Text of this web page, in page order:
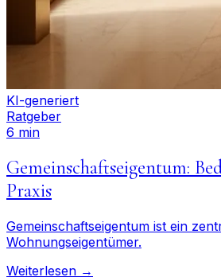
KI-generiert
Ratgeber
6 min
Gemeinschaftseigentum:
Praxis
Gemeinschaftseigentum ist ein
Wohnungseigentümer.
Weiterlesen →